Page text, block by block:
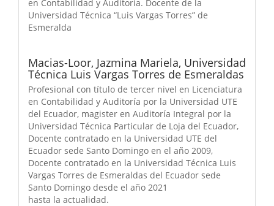
en Contabilidad y Auditoría. Docente de la
Universidad Técnica “Luis Vargas Torres” de
Esmeralda
Macias-Loor, Jazmina Mariela, Universidad
Técnica Luis Vargas Torres de Esmeraldas
Profesional con título de tercer nivel en Licenciatura
en Contabilidad y Auditoría por la Universidad UTE
del Ecuador, magister en Auditoría Integral por la
Universidad Técnica Particular de Loja del Ecuador,
Docente contratado en la Universidad UTE del
Ecuador sede Santo Domingo en el año 2009,
Docente contratado en la Universidad Técnica Luis
Vargas Torres de Esmeraldas del Ecuador sede
Santo Domingo desde el año 2021
hasta la actualidad.